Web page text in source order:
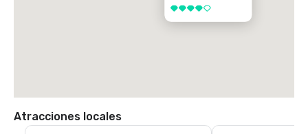
4 de 5
Atracciones locales